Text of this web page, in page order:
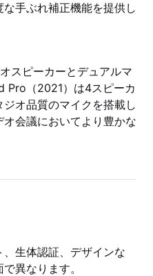
手ぶれ補正機能を提供し
スピーカーとデュアルマ
Pro（2021）は4スピーカ
オ品質のマイクを搭載し
会議においてより豊かな
生体認証、デザインな
異なります。